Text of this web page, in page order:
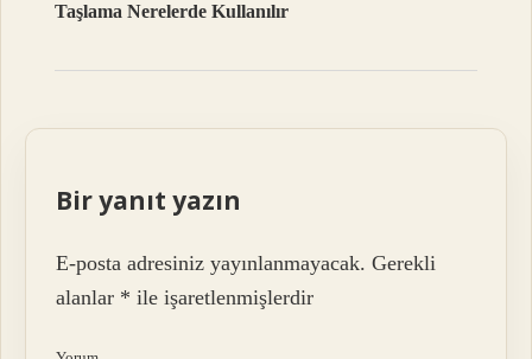
Taşlama Nerelerde Kullanılır
Bir yanıt yazın
E-posta adresiniz yayınlanmayacak. Gerekli
alanlar * ile işaretlenmişlerdir